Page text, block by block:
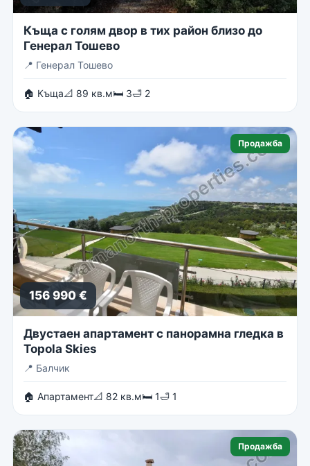
Къща с голям двор в тих район близо до
Генерал Тошево
📍 Генерал Тошево
🏠 Къща📐 89 кв.м🛏 3🛁 2
Продажба
156 990 €
Двустаен апартамент с панорамна гледка в
Topola Skies
📍 Балчик
🏠 Апартамент📐 82 кв.м🛏 1🛁 1
Продажба